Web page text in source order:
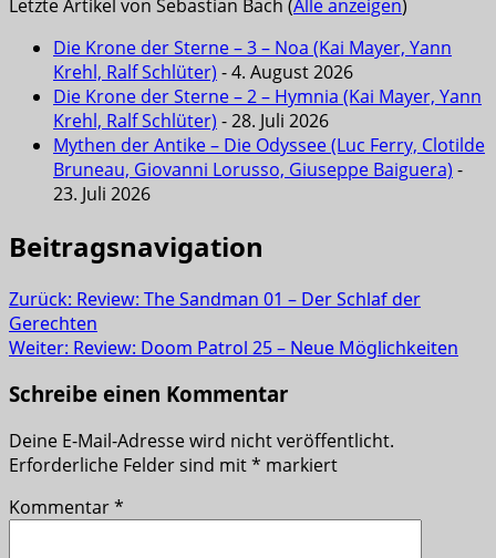
Letzte Artikel von Sebastian Bach (Alle anzeigen)
Die Krone der Sterne – 3 – Noa (Kai Mayer, Yann
Krehl, Ralf Schlüter) - 4. August 2026
Die Krone der Sterne – 2 – Hymnia (Kai Mayer, Yann
Krehl, Ralf Schlüter) - 28. Juli 2026
Mythen der Antike – Die Odyssee (Luc Ferry, Clotilde
Bruneau, Giovanni Lorusso, Giuseppe Baiguera) -
23. Juli 2026
Beitragsnavigation
Zurück: Review: The Sandman 01 – Der Schlaf der
Gerechten
Weiter: Review: Doom Patrol 25 – Neue Möglichkeiten
Schreibe einen Kommentar
Deine E-Mail-Adresse wird nicht veröffentlicht.
Erforderliche Felder sind mit* markiert
Kommentar*